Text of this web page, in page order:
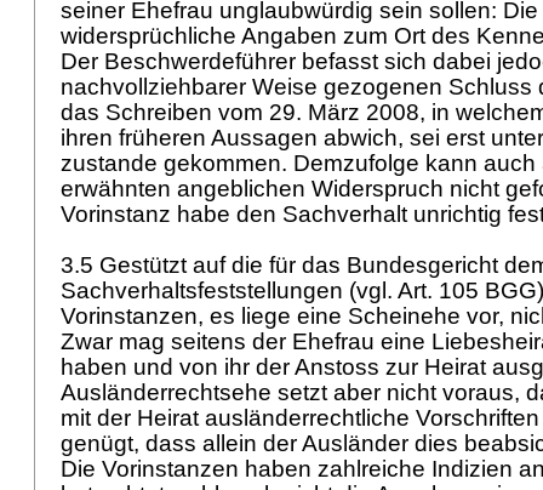
seiner Ehefrau unglaubwürdig sein sollen:
widersprüchliche Angaben zum Ort des
Der Beschwerdeführer befasst sich dabei
nachvollziehbarer Weise gezogenen Schluss
das Schreiben vom 29. März 2008, in
ihren früheren Aussagen abwich, sei erst
zustande gekommen. Demzufolge kann
erwähnten angeblichen Widerspruch nicht
Vorinstanz habe den Sachverhalt unrichtig
3.5 Gestützt auf die für das Bundesgericht
Sachverhaltsfeststellungen (vgl. Art. 105 BGG
Vorinstanzen, es liege eine Scheinehe vor,
Zwar mag seitens der Ehefrau eine
haben und von ihr der Anstoss zur Heirat
Ausländerrechtsehe setzt aber nicht voraus,
mit der Heirat ausländerrechtliche
genügt, dass allein der Ausländer dies
Die Vorinstanzen haben zahlreiche Indizien